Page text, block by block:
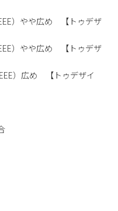
）やや広め 【トゥデザ
）やや広め 【トゥデザ
）広め 【トゥデザイ